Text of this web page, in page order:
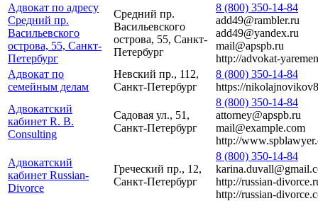
Адвокат по адресу
Средний пр.
Васильевского
острова, 55, Санкт-
Петербург
Средний пр.
Васильевского
острова, 55, Санкт-
Петербург
8 (800) 350-14-84
add49@rambler.ru
add49@yandex.ru
mail@apspb.ru
http://advokat-
Адвокат по
семейным делам
Невский пр., 112,
Санкт-Петербург
8 (800) 350-14-84
https://
Адвокатский
кабинет R. B.
Consulting
Садовая ул., 51,
Санкт-Петербург
8 (800) 350-14-84
attorney@apspb.ru
mail@example.com
http://
Адвокатский
кабинет Russian-
Divorce
Греческий пр., 12,
Санкт-Петербург
8 (800) 350-14-84
http://russian-
http://russian-